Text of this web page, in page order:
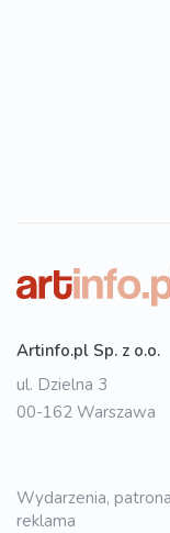
Artinfo.pl Sp. z o.o.
ul. Dzielna 3
00-162 Warszawa
Wydarzenia,
reklama